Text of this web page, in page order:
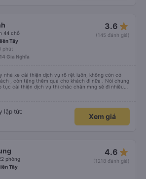
44 chỗ
3.6 star_rate
(145 đánh giá)
Tây
phút
Gia Nghĩa
nhà xe cải thiện dịch vụ rõ rệt luôn, không còn có
, còn tặng thêm quà cho khách đi nữa . Nói chung
tục cải thiện dịch vụ thì chắc chắn mng sẽ đi nhiều
lập tức
Xem giá
phòng
4.6 star_rate
(1218 đánh giá)
Tây